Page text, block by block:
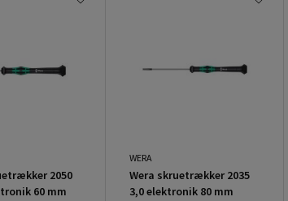
2050
60 mm
WERA
Wera skruetrækker 2035
3,0 elektronik 80 mm